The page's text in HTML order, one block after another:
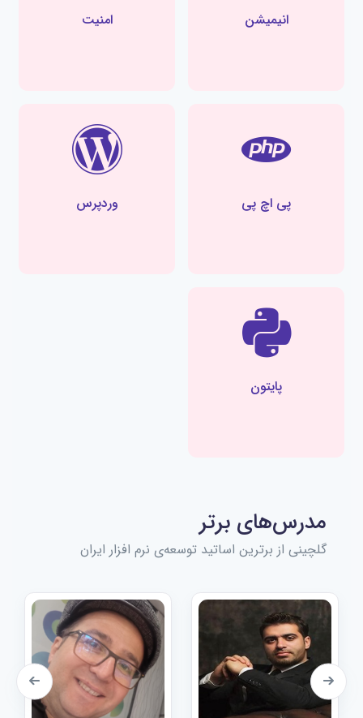
انیمیشن امنیت
پی اچ پی وردپرس
پایتون
مدرس‌های برتر
گلچینی از برترین اساتید توسعه‌ی نرم افزار ایران